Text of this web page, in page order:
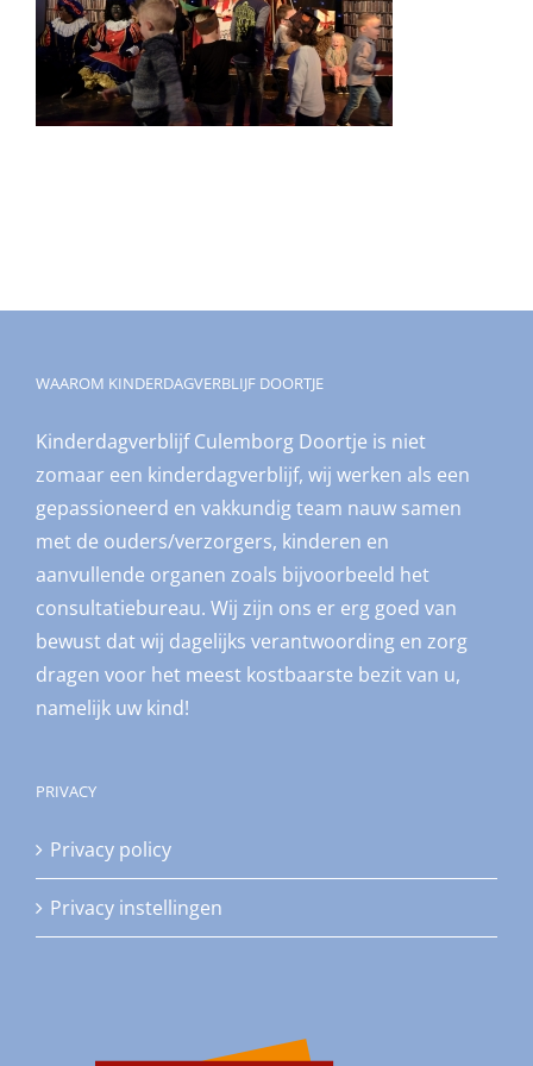
WAAROM KINDERDAGVERBLIJF DOORTJE
Kinderdagverblijf Culemborg Doortje is niet
zomaar een kinderdagverblijf, wij werken als een
gepassioneerd en vakkundig team nauw samen
met de ouders/verzorgers, kinderen en
aanvullende organen zoals bijvoorbeeld het
consultatiebureau. Wij zijn ons er erg goed van
bewust dat wij dagelijks verantwoording en zorg
dragen voor het meest kostbaarste bezit van u,
namelijk uw kind!
PRIVACY
Privacy policy
Privacy instellingen